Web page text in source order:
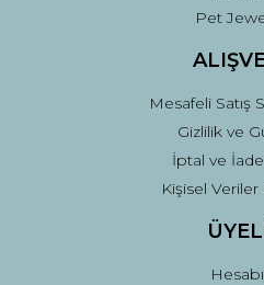
Pet
Mesafeli Satış
Gizlilik ve
İptal ve İade
Kişisel Veriler